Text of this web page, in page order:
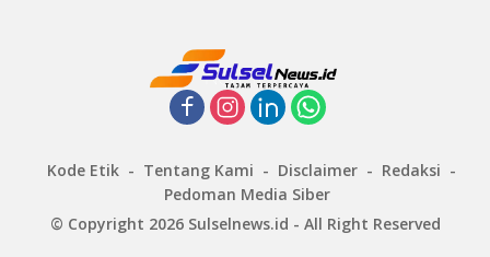
Kode Etik Tentang Kami Disclaimer
Redaksi
Pedoman Media Siber
© Copyright 2026 Sulselnews.id - All Right Reserved